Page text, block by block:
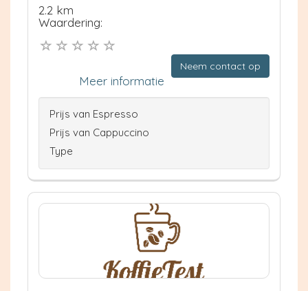
2.2 km
Waardering:
Neem contact op
Meer informatie
Prijs van Espresso
Prijs van Cappuccino
Type